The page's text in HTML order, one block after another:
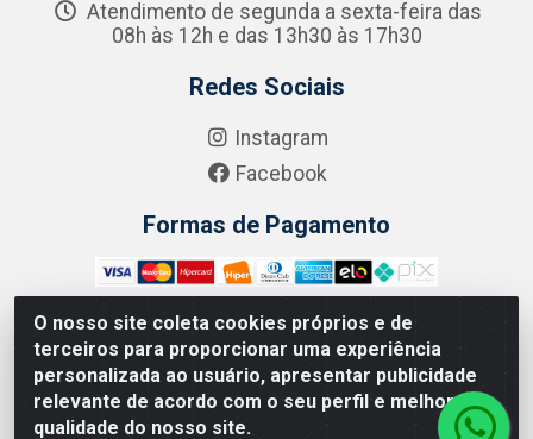
O nosso site coleta cookies próprios e de
terceiros para proporcionar uma experiência
personalizada ao usuário, apresentar publicidade
relevante de acordo com o seu perfil e melhorar a
qualidade do nosso site.
Atendimento de segunda a sexta-feira das
08h às 12h e das 13h30 às 17h30
Redes Sociais
Instagram
Facebook
Formas de Pagamento
Zero Grau - Rua Jean Emile Favre, 746 - Ipsep,
Recife/PE - CEP 51.190-450 - CNPJ 09.132.989/0001-61